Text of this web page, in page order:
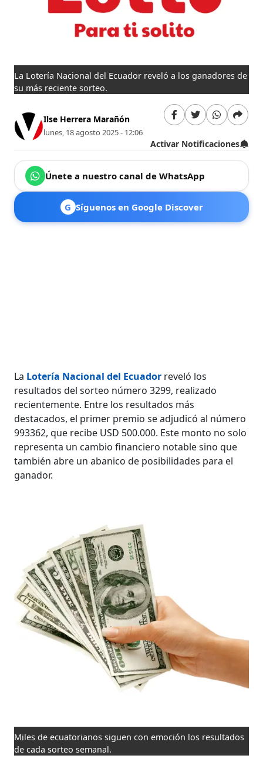
La Lotería Nacional del Ecuador reveló a los ganadores de
su más reciente sorteo.
Ilse Herrera Marañón
lunes, 18 agosto 2025 - 12:06
Activar Notificaciones
Únete a nuestro canal de WhatsApp
G Síguenos en Google Discover
La Lotería Nacional del Ecuador reveló los
resultados del sorteo número 3299, realizado
recientemente. Entre los resultados más
destacados, el primer premio se adjudicó al número
993362, que recibe USD 500.000. Este monto no solo
representa un cambio financiero notable sino que
también abre un abanico de posibilidades para el
ganador.
Miles de ecuatorianos siguen con emoción los resultados
de cada sorteo semanal.